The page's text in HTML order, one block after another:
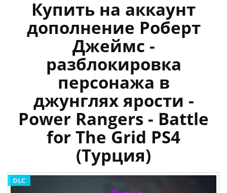
Купить на аккаунт
дополнение Роберт
Джеймс -
разблокировка
персонажа в
джунглях ярости -
Power Rangers - Battle
for The Grid PS4
(Турция)
DLC